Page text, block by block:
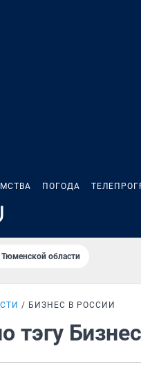
ПОГОДА
Тюменской области
БИЗНЕС В РОССИИ
тэгу